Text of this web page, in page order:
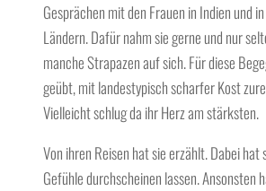
Gesprächen mit den Frauen in Indien und
Ländern. Dafür nahm sie gerne und nur
manche Strapazen auf sich. Für diese
geübt, mit landestypisch scharfer Kost
Vielleicht schlug da ihr Herz am stärksten.
Von ihren Reisen hat sie erzählt. Dabei hat
Gefühle durchscheinen lassen. Ansonsten